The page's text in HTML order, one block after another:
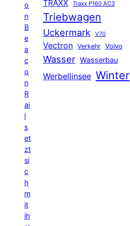
o
n
B
e
a
c
o
n
R
ai
l
s
et
zt
si
c
h
m
it
ih
TRAXX Traxx P160 AC3
Triebwagen
Uckermark V70
Vectron Verkehr Volvo
Wasser Wasserbau
Werbellinsee Winter